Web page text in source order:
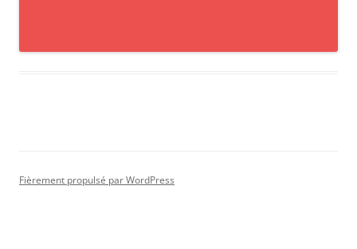
Fièrement propulsé par WordPress